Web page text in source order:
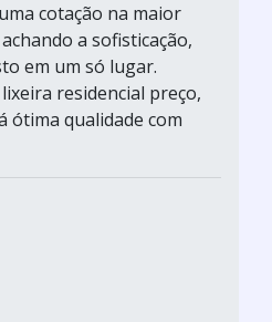
cotação na maior
a sofisticação,
em um só lugar.
residencial preço,
ótima qualidade com